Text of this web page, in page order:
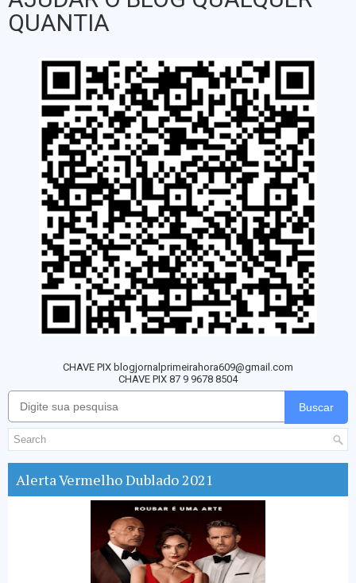
QUANTIA
CHAVE PIX blogjornalprimeirahora609@gmail.com
CHAVE PIX 87 9 9678 8504
Buscar
Alerta Vermelho Dublado 2021